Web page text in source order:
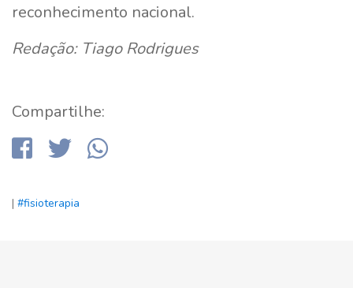
reconhecimento nacional.
Redação: Tiago Rodrigues
Compartilhe:
| #fisioterapia